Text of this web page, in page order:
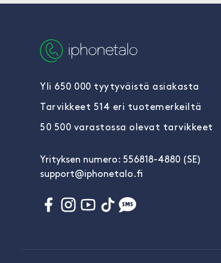
Yli 650 000 tyytyväistä asiakasta
Tarvikkeet 514 eri tuotemerkeiltä
50 500 varastossa olevat tarvikkeet
Yrityksen numero: 556818-4880 (SE)
support@iphonetalo.fi